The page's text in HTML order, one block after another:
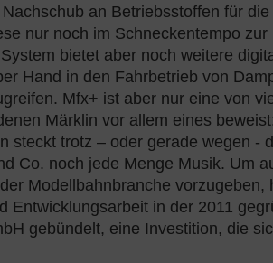
an Betriebsstoffen für
nur noch im Schneckentempo zur
bietet aber noch weitere
Hand in den Fahrbetrieb von
Mfx+ ist aber nur eine von
Märklin vor allem eines
steckt trotz – oder gerade wegen -
Co. noch jede Menge Musik. Um
Modellbahnbranche vorzugeben,
Entwicklungsarbeit in der 2011
gebündelt, eine Investition, die